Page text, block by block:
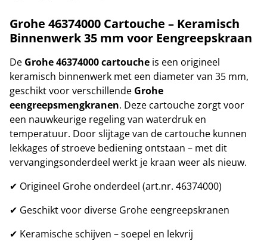
Grohe 46374000 Cartouche – Keramisch
Binnenwerk 35 mm voor Eengreepskraan
De Grohe 46374000 cartouche is een origineel
keramisch binnenwerk met een diameter van 35 mm,
geschikt voor verschillende Grohe
eengreepsmengkranen. Deze cartouche zorgt voor
een nauwkeurige regeling van waterdruk en
temperatuur. Door slijtage van de cartouche kunnen
lekkages of stroeve bediening ontstaan – met dit
vervangingsonderdeel werkt je kraan weer als nieuw.
✔ Origineel Grohe onderdeel (art.nr. 46374000)
✔ Geschikt voor diverse Grohe eengreepskranen
✔ Keramische schijven – soepel en lekvrij